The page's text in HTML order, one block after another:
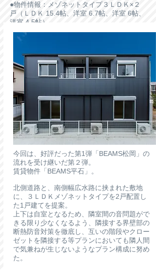
●物件情報：メゾネットタイプ３ＬＤＫ×２
戸（ＬＤＫ 15.4帖、洋室 6.7帖、洋室 6帖、
洋室 4.5帖）
今回は、好評だった第1弾「BEAMS松岡」の
流れを受け継いだ第２弾。
賃貸物件「BEAMS平石」。
北側道路と、南側幅広水路に挟まれた敷地
に、３ＬＤＫメゾネットタイプを2戸配置し
た1戸建てを提案。
上下は自室となるため、隣室間の音問題がで
きる限り少なくなるよう、隣接する界壁部の
断熱防音対策を徹底し、互いの階段やクロー
ゼットを隣接する等プランにおいても隣人間
で気兼ねが生じないようなプラン構成に努め
た。